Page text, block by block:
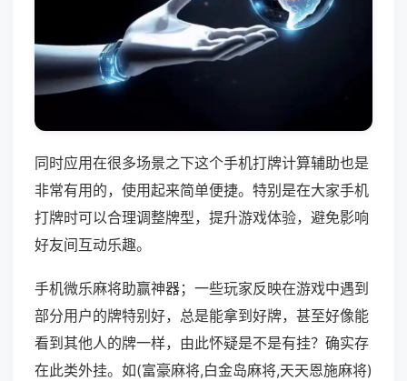
同时应用在很多场景之下这个手机打牌计算辅助也是
非常有用的，使用起来简单便捷。特别是在大家手机
打牌时可以合理调整牌型，提升游戏体验，避免影响
好友间互动乐趣。
手机微乐麻将助赢神器；一些玩家反映在游戏中遇到
部分用户的牌特别好，总是能拿到好牌，甚至好像能
看到其他人的牌一样，由此怀疑是不是有挂？确实存
在此类外挂。如(富豪麻将,白金岛麻将,天天恩施麻将)